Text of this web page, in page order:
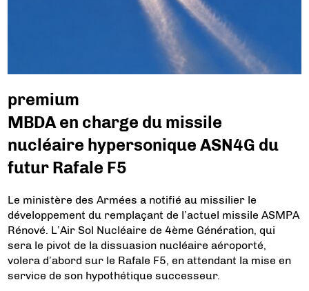
premium
MBDA en charge du missile
nucléaire hypersonique ASN4G du
futur Rafale F5
Le ministère des Armées a notifié au missilier le
développement du remplaçant de l’actuel missile ASMPA
Rénové. L’Air Sol Nucléaire de 4ème Génération, qui
sera le pivot de la dissuasion nucléaire aéroporté,
volera d’abord sur le Rafale F5, en attendant la mise en
service de son hypothétique successeur.